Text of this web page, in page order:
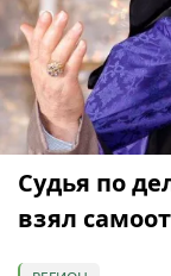
Судья по
взял